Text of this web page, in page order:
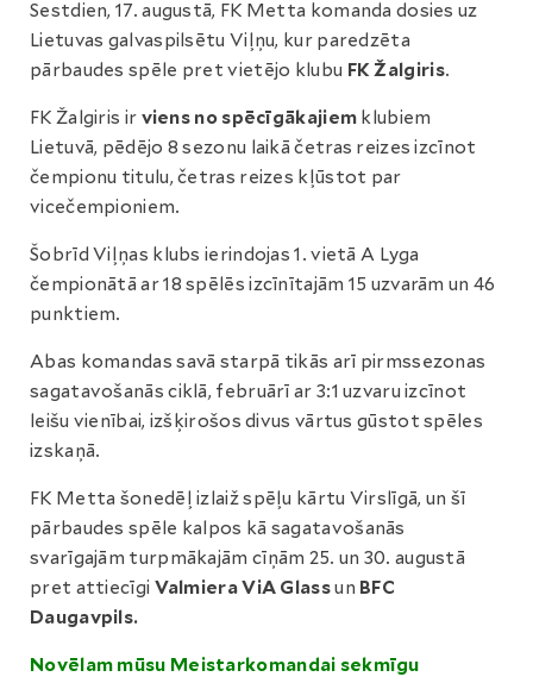
Sestdien, 17. augustā, FK Metta komanda dosies uz
Lietuvas galvaspilsētu Viļņu, kur paredzēta
pārbaudes spēle pret vietējo klubu FK Žalgiris.
FK Žalgiris ir viens no spēcīgākajiem klubiem
Lietuvā, pēdējo 8 sezonu laikā četras reizes izcīnot
čempionu titulu, četras reizes kļūstot par
vicečempioniem.
Šobrīd Viļņas klubs ierindojas 1. vietā A Lyga
čempionātā ar 18 spēlēs izcīnītajām 15 uzvarām un 46
punktiem.
Abas komandas savā starpā tikās arī pirmssezonas
sagatavošanās ciklā, februārī ar 3:1 uzvaru izcīnot
leišu vienībai, izšķirošos divus vārtus gūstot spēles
izskaņā.
FK Metta šonedēļ izlaiž spēļu kārtu Virslīgā, un šī
pārbaudes spēle kalpos kā sagatavošanās
svarīgajām turpmākajām cīņām 25. un 30. augustā
pret attiecīgi Valmiera ViA Glassun BFC
Daugavpils.
Novēlam mūsu Meistarkomandai sekmīgu